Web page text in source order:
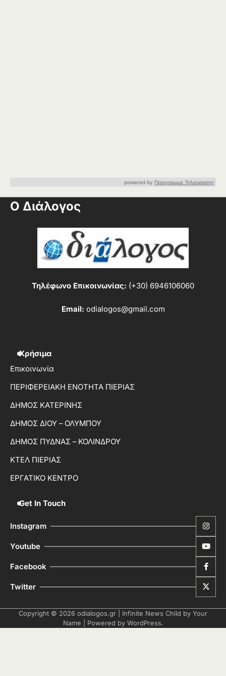
powered by Προγραμμα Τηλεορασης
Ο Διάλογος
Τηλέφωνο Επικοινωνίας: (+30) 6946106060
Email: odialogos@gmail.com
Χρήσιμα
Επικοινωνία
ΠΕΡΙΦΕΡΕΙΑΚΗ ΕΝΟΤΗΤΑ ΠΙΕΡΙΑΣ
ΔΗΜΟΣ ΚΑΤΕΡΙΝΗΣ
ΔΗΜΟΣ ΔΙΟΥ – ΟΛΥΜΠΟΥ
ΔΗΜΟΣ ΠΥΔΝΑΣ – ΚΟΛΙΝΔΡΟΥ
ΚΤΕΛ ΠΙΕΡΙΑΣ
ΕΡΓΑΤΙΚΟ ΚΕΝΤΡΟ
Get In Touch
Instagram
Youtube
Facebook
Twitter
Copyright © 2026 odialogos.gr | Infinite News Child by Your
Name | Powered by WordPress.